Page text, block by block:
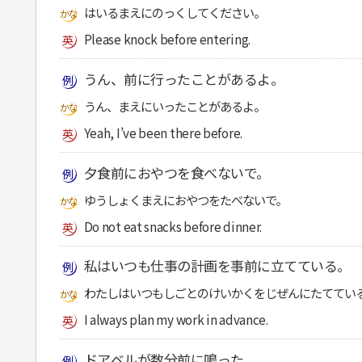
はいるまえにのっくしてください。
Please knock before entering.
うん、前に行ったことがあるよ。
うん、まえにいったことがあるよ。
Yeah, I’ve been there before.
夕食前におやつを食べないで。
ゆうしょくまえにおやつをたべないで。
Do not eat snacks before dinner.
私はいつも仕事の計画を事前に立てている。
わたしはいつもしごとのけいかくをじぜんにたててい
I always plan my work in advance.